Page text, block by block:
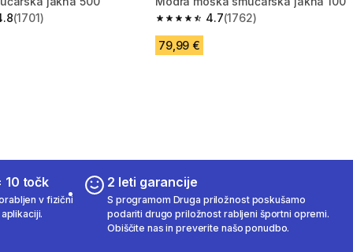
from 1701 ocene
(1701)
4.7
4.7 od 5 zvezdic from 1762 ocene
(1762)
79,99 €
10 točk
v fizični
2 leti garancije
S programom Druga priložnost poskušamo
podariti drugo priložnost rabljeni športni opremi.
Obiščite nas in preverite našo ponudbo.